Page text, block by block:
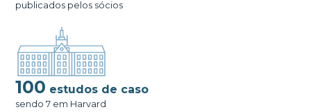
publicados pelos sócios
100 estudos de caso
sendo 7 em Harvard